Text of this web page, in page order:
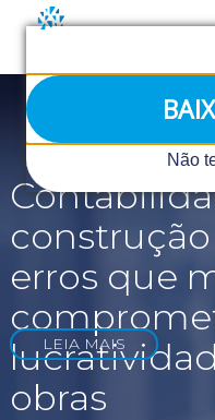
Não
conteúdo
erros que
obras
LEIA MAIS